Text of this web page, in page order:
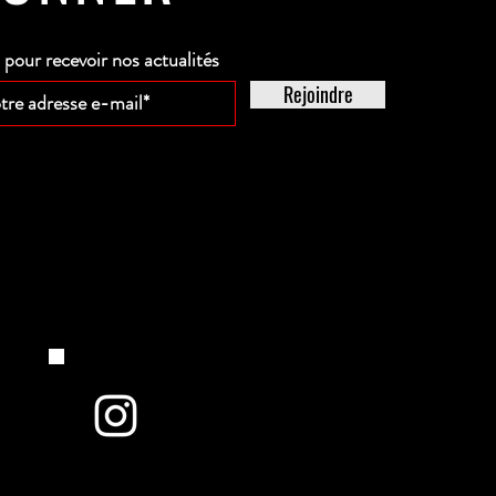
recevoir nos actualités
Rejoindre